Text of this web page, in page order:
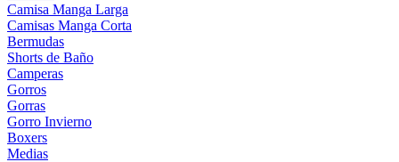
Camisa Manga Larga
Camisas Manga Corta
Bermudas
Shorts de Baño
Camperas
Gorros
Gorras
Gorro Invierno
Boxers
Medias